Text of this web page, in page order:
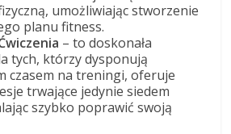
umożliwiając stworzenie
planu fitness.
– to doskonała
tych, którzy dysponują
czasem na treningi, oferuje
trwające jedynie siedem
szybko poprawić swoją